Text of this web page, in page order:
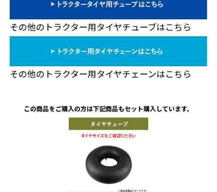
その他のトラクター用タイヤチューブはこちら
その他のトラクター用タイヤチェーンはこちら
この商品をご購入の方は下記商品もセット購入しています。